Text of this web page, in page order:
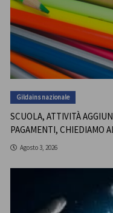
Gildains nazionale
SCUOLA, ATTIVITÀ
PAGAMENTI, CHIEDIAMO
Agosto 3, 2026